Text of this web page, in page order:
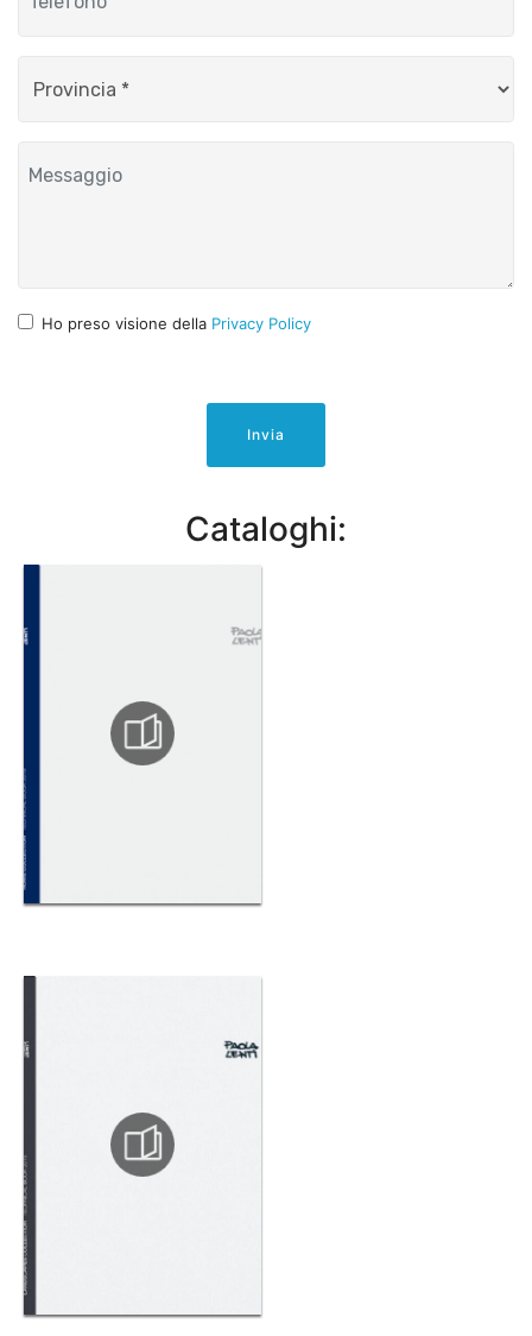
Ho preso visione della Privacy Policy
Invia
Cataloghi: